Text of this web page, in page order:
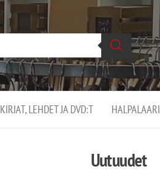
KIRJAT, LEHDET JA DVD:T HALPALAARI
Uutuudet